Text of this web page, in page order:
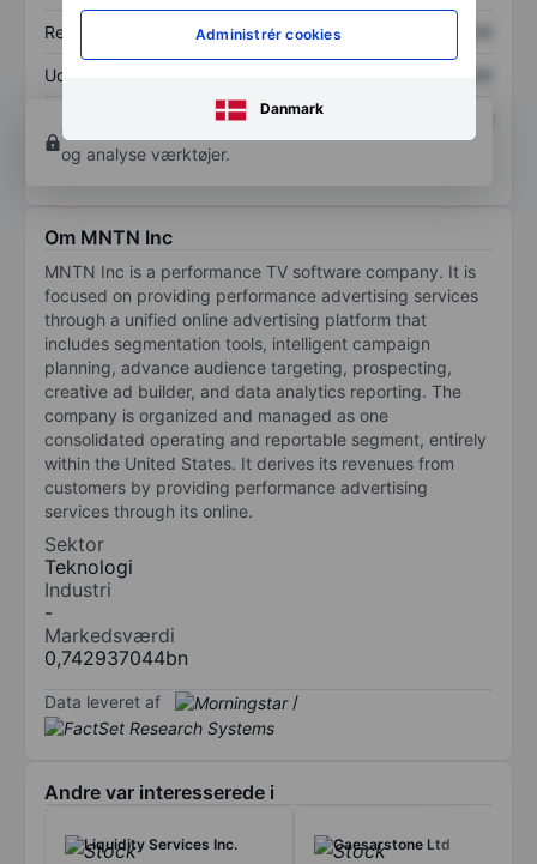
Administrér cookies
Danmark
Resultat pr. aktie (EPS) XXXXXXX
Udbytte pr. aktie
XXXXXXX
Opret konto
og analyse værktøjer.
Om MNTN Inc
MNTN Inc is a performance TV software company. It is
focused on providing performance advertising services
through a unified online advertising platform that
includes segmentation tools, intelligent campaign
planning, advance audience targeting, prospecting,
creative ad builder, and data analytics reporting. The
company is organized and managed as one
consolidated operating and reportable segment, entirely
within the United States. It derives its revenues from
customers by providing performance advertising
services through its online.
Sektor
Teknologi
Industri
-
Markedsværdi
0,742937044bn
Data leveret af /
Andre var interesserede i
Liquidity Services Inc. Caesarstone Ltd